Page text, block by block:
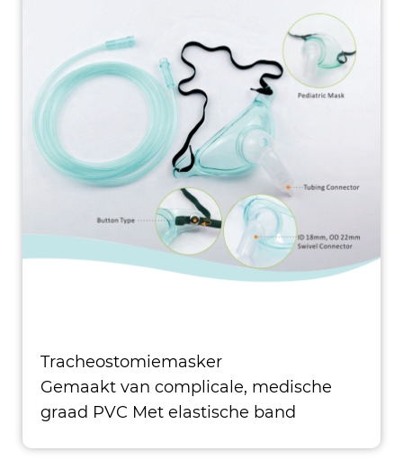
Tracheostomiemasker
Gemaakt van complicale, medische
graad PVC Met elastische band